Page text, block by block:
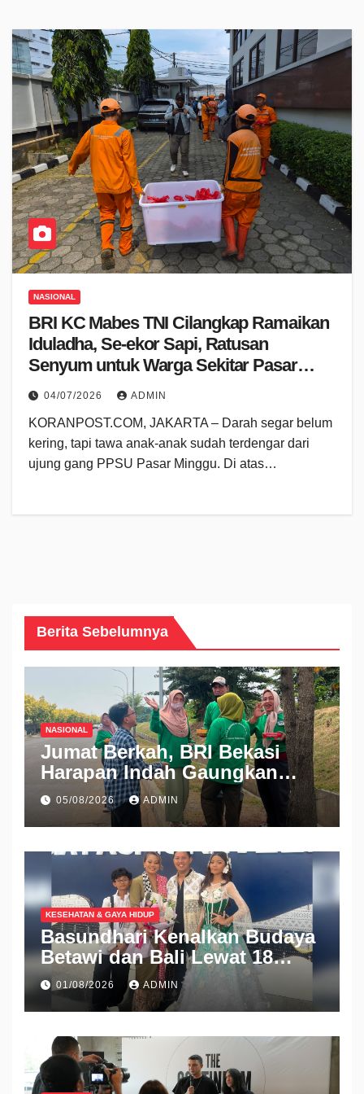
NASIONAL
BRI KC Mabes TNI Cilangkap Ramaikan
Iduladha, Se-ekor Sapi, Ratusan
Senyum untuk Warga Sekitar Pasar
Minggu
04/07/2026 ADMIN
KORANPOST.COM, JAKARTA – Darah segar belum
kering, tapi tawa anak-anak sudah terdengar dari
ujung gang PPSU Pasar Minggu. Di atas…
Berita Sebelumnya
NASIONAL
Jumat Berkah, BRI Bekasi
Harapan Indah Gaungkan
Semangat Berbagi
05/08/2026 ADMIN
KESEHATAN & GAYA HIDUP
Basundhari Kenalkan Budaya
Betawi dan Bali Lewat 18
Koleksi Ready to Wear di IFW
2026
01/08/2026 ADMIN